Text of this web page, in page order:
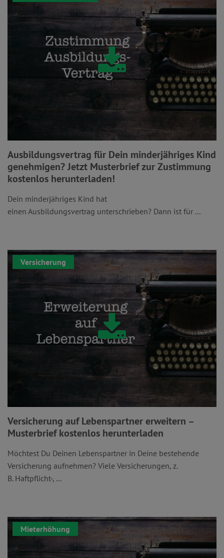
Ausbildungsvertrag für Dein minderjähriges Kind
genehmigen? Jetzt Musterbrief zur Zustimmung
kostenlos herunterladen!
Dein minderjähriges Kind hat
einen Ausbildungsvertrag unterschrieben? Dann ist für ...
Versicherung
Versicherung auf Lebenspartner erweitern –
Musterbrief kostenlos herunterladen
Möchtest Du Deinen Lebenspartner in Deine bestehende
Versicherung aufnehmen? Viele Versicherungen, z.
B. Haftpflicht-, ...
Mieterhöhung